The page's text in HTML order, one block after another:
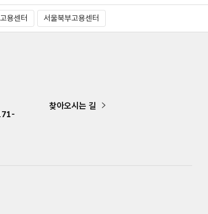
용센터 서울북부고용센터
찾아오시는 길